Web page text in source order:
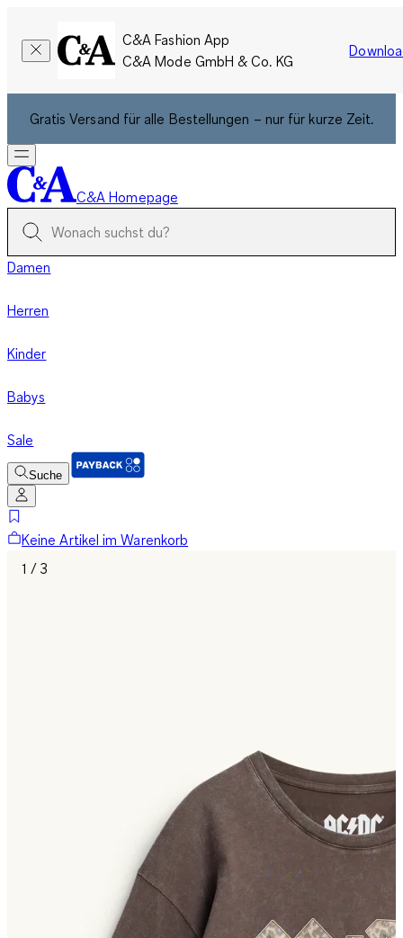
C&A Fashion App
C&A Mode GmbH & Co. KG
Gratis Versand für alle Bestellungen – nur für kurze Zeit.
C&A Homepage
Damen
Herren
Kinder
Babys
Sale
Suche
Keine Artikel im Warenkorb
1 / 3